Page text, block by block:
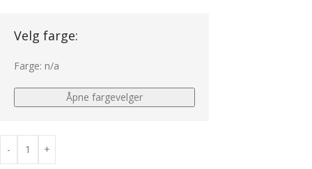
Velg farge:
Farge: n/a
Åpne fargevelger